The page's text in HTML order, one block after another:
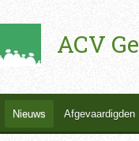
ACV
Nieuws Afgevaardigden